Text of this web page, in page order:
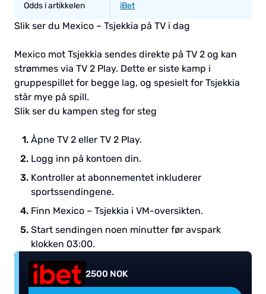
Odds i artikkelen iBet
Slik ser du Mexico – Tsjekkia på TV i dag
Mexico mot Tsjekkia sendes direkte på TV 2 og kan
strømmes via TV 2 Play. Dette er siste kamp i
gruppespillet for begge lag, og spesielt for Tsjekkia
står mye på spill.
Slik ser du kampen steg for steg
Åpne TV 2 eller TV 2 Play.
Logg inn på kontoen din.
Kontroller at abonnementet inkluderer
sportssendingene.
Finn Mexico – Tsjekkia i VM-oversikten.
Start sendingen noen minutter før avspark
klokken 03:00.
2500 NOK